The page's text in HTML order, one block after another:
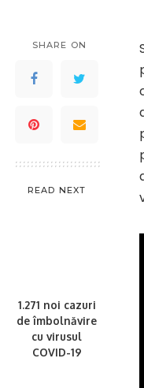
SHARE ON
READ NEXT
1.271 noi cazuri
de îmbolnăvire
cu virusul
COVID-19